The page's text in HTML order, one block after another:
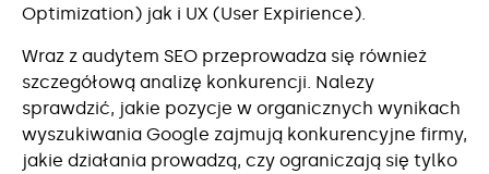
Optimization) jak i UX (User Expirience).
Wraz z audytem SEO przeprowadza się również
szczegółową analizę konkurencji. Nalezy
sprawdzić, jakie pozycje w organicznych wynikach
wyszukiwania Google zajmują konkurencyjne firmy,
jakie działania prowadzą, czy ograniczają się tylko